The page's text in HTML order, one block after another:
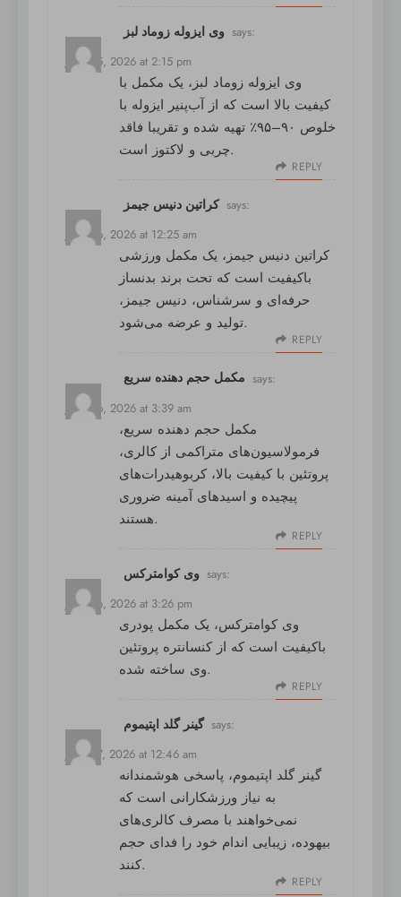
وی ایزوله زوماد لبز says:
June 25, 2026 at 2:15 pm
وی ایزوله زوماد لبز ، یک مکمل با
کیفیت بالا است که از آب‌پنیر ایزوله با
خلوص ۹۰–۹۵٪ تهیه شده و تقریبا فاقد
چربی و لاکتوز است.
REPLY
کراتین دنیس جیمز says:
June 26, 2026 at 12:25 am
کراتین دنیس جیمز، یک مکمل ورزشی
باکیفیت است که تحت برند بدنساز
حرفه‌ای و سرشناس، دنیس جیمز،
تولید و عرضه می‌شود.
REPLY
مکمل حجم‌ دهنده سریع says:
June 26, 2026 at 3:39 am
مکمل حجم‌ دهنده سریع،
فرمولاسیون‌های متراکمی از کالری،
پروتئین با کیفیت بالا، کربوهیدرات‌های
پیچیده و اسیدهای آمینه ضروری
هستند.
REPLY
وی کوامترکس says:
June 26, 2026 at 3:26 pm
وی کوامترکس، یک مکمل پودری
باکیفیت است که از کنسانتره پروتئین
وی ساخته شده.
REPLY
گینر گلد اپتیموم says:
June 27, 2026 at 12:46 am
گینر گلد اپتیموم، پاسخی هوشمندانه
به نیاز ورزشکارانی است که
نمی‌خواهند با مصرف کالری‌های
بیهوده، زیبایی اندام خود را فدای حجم
کنند.
REPLY